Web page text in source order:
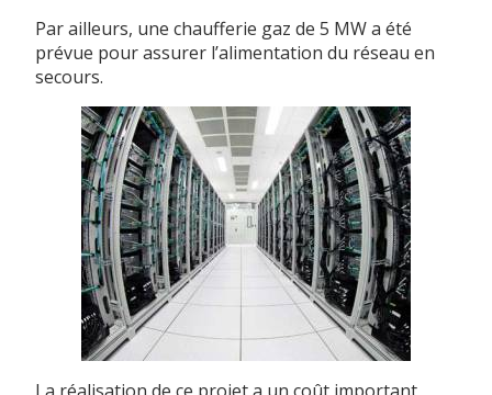
Par ailleurs, une chaufferie gaz de 5 MW a été
prévue pour assurer l’alimentation du réseau en
secours.